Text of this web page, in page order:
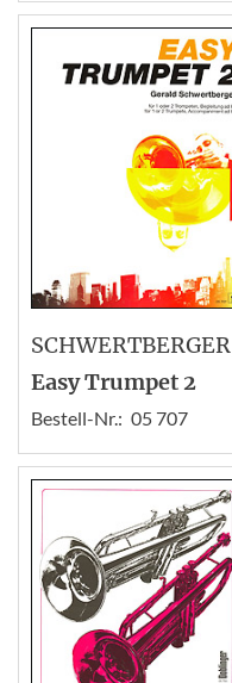
SCHWERTBERGER
Easy Trumpet 2
Bestell-Nr.: 05 707